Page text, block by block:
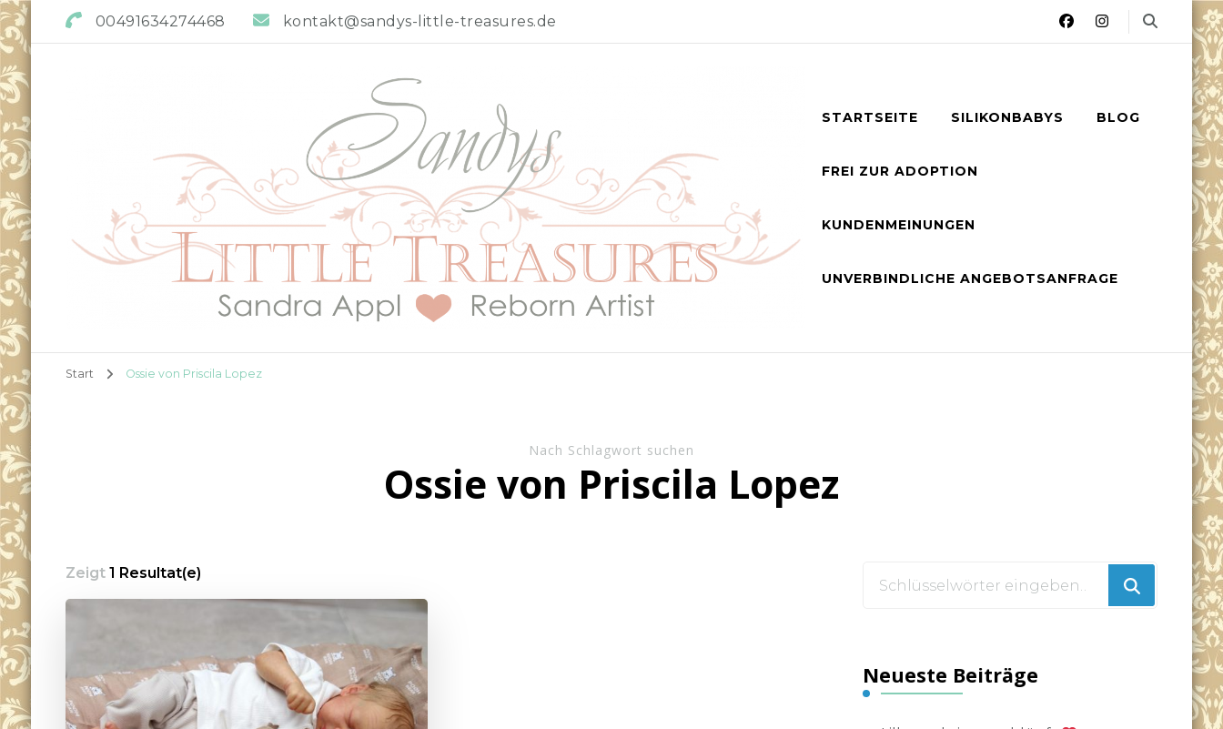
00491634274468 kontakt@sandys-little-treasures.de
STARTSEITE SILIKONBABYS BLOG
FREI ZUR ADOPTION
KUNDENMEINUNGEN
UNVERBINDLICHE ANGEBOTSANFRAGE
Start Ossie von Priscila Lopez
Nach Schlagwort suchen
Ossie von Priscila Lopez
Zeigt 1 Resultat(e)
du
Neueste Beiträge